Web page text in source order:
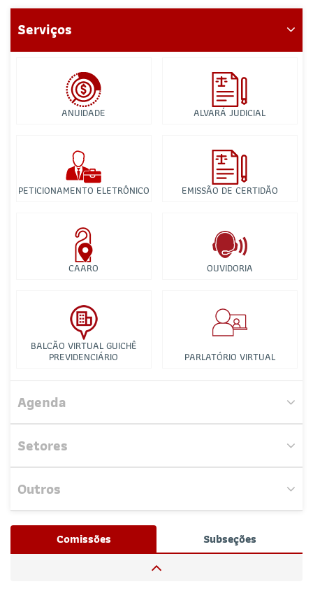
Serviços
ANUIDADE ALVARÁ JUDICIAL
PETICIONAMENTO ELETRÔNICO EMISSÃO DE CERTIDÃO
CAARO OUVIDORIA
BALCÃO VIRTUAL GUICHÊ
PREVIDENCIÁRIO PARLATÓRIO VIRTUAL
Agenda
Nenhum evento próximo encontrado.
Setores
Josué Henrique, / Whatsapp (32172100)
RESPONSÁVEIS
Outros
Comissões Subseções
Comissão de Compliance e Combate à Corrupção
Comissão de Defesa dos Direitos do Consumidor
Comissão Gestora do Escritório Corporativo